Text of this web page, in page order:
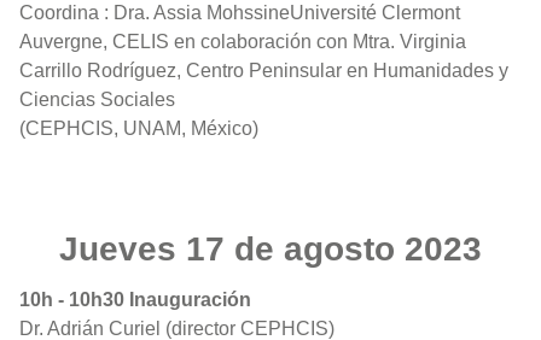
Coordina : Dra. Assia MohssineUniversité Clermont
Auvergne, CELIS en colaboración con Mtra. Virginia
Carrillo Rodríguez, Centro Peninsular en Humanidades y
Ciencias Sociales
(CEPHCIS, UNAM, México)
Jueves 17 de agosto 2023
10h - 10h30 Inauguración
Dr. Adrián Curiel (director CEPHCIS)